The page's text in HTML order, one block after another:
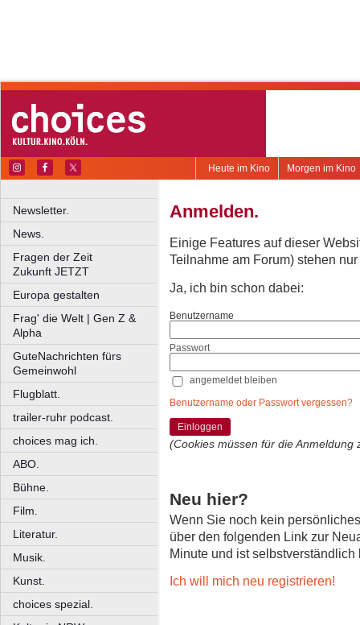
Morgen im Kino
Heute im Kino
Newsletter.
News.
Fragen der Zeit
Zukunft JETZT
Europa gestalten
Frag' die Welt | Gen Z &
Alpha
GuteNachrichten fürs
Gemeinwohl
Flugblatt.
trailer-ruhr podcast.
choices mag ich.
ABO.
Bühne.
Film.
Literatur.
Musik.
Kunst.
choices spezial.
Anmelden.
Einige Features auf dieser
Teilnahme am Forum) stehen
Ja, ich bin schon dabei:
Benutzername
Passwort
angemeldet bleiben
Benutzername oder Passwort vergessen?
Einloggen
(Cookies müssen für die Anmeldung
Neu hier?
Wenn Sie noch kein
über den folgenden Link zur
Minute und ist selbstverständlich
Ich will mich neu registrieren!